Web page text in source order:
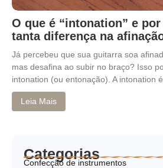
O que é “intonation” e
tanta diferença na
Já percebeu que sua guitarra soa
mas desafina ao subir no braço? Isso
intonation (ou entonação). A intonation
Leia Mais
Categorias
Confecção de instrumentos